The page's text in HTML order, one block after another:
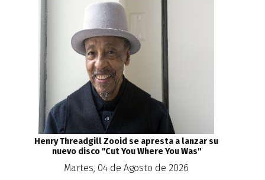
Henry Threadgill Zooid se apresta a lanzar su
nuevo disco ''Cut You Where You Was''
Martes, 04 de Agosto de 2026